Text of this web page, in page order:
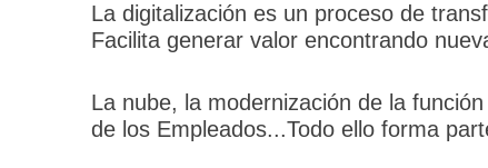
La digitalización es un proceso de
Facilita generar valor encontrando
La nube, la modernización de la
de los Empleados...Todo ello forma